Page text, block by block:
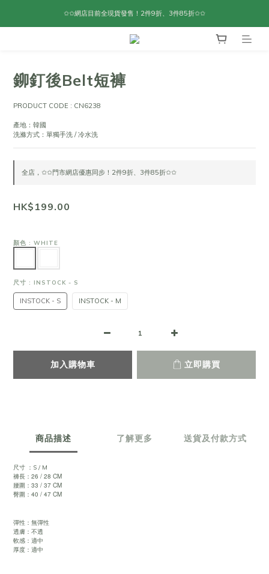
✩✩網店目前全現貨發售！2件9折、3件85折✩✩
鉚釘後Belt短褲
PRODUCT CODE : CN6238
產地：韓國
洗滌方式：單獨手洗 / 冷水洗
全店，✩✩門市網店優惠同步！2件9折、3件85折✩✩
HK$199.00
顏色 : WHITE
尺寸 : INSTOCK - S
INSTOCK - S INSTOCK - M
加入購物車 立即購買
商品描述 了解更多 送貨及付款方式
尺寸 ：S / M
褲長：26 / 28 CM
腰圍：33 / 37 CM
臀圍：40 / 47 CM
彈性：無彈性
透膚：不透
軟感：適中
厚度：適中